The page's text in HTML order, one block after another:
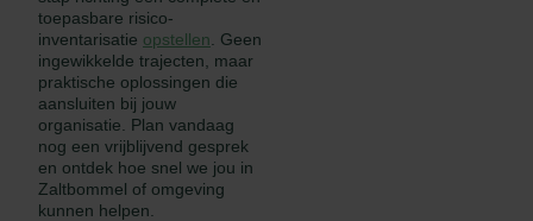
toepasbare risico-
inventarisatie opstellen . Geen
ingewikkelde trajecten, maar
praktische oplossingen die
aansluiten bij jouw
organisatie. Plan vandaag
nog een vrijblijvend gesprek
en ontdek hoe snel we jou in
Zaltbommel of omgeving
kunnen helpen.